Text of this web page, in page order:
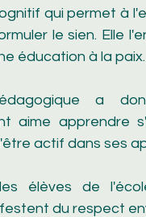
qui permet à
le sien. Elle
éducation à la paix.
a
aime
actif dans ses
élèves de
du respect